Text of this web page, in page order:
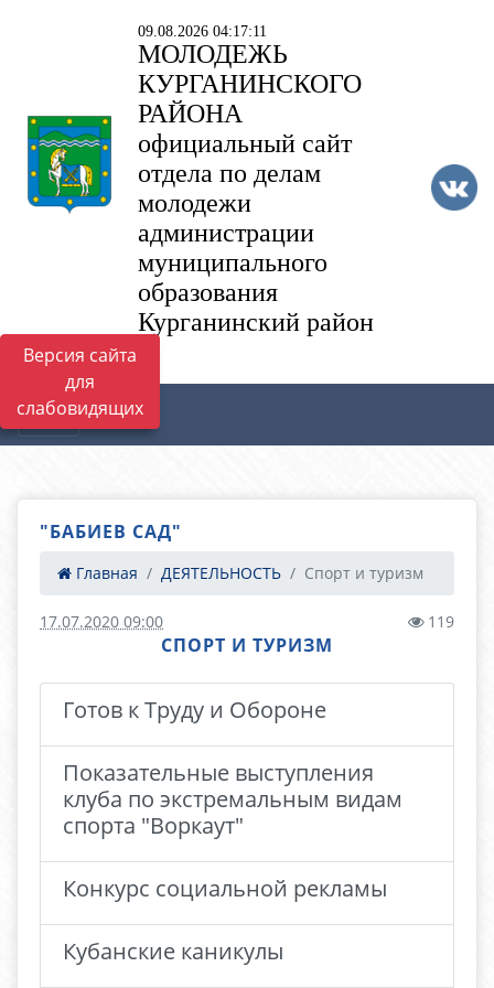
Версия сайта
для
слабовидящих
09.08.2026 04:17:11
МОЛОДЕЖЬ
КУРГАНИНСКОГО
РАЙОНА
официальный сайт
отдела по делам
молодежи
администрации
муниципального
образования
Курганинский район
"БАБИЕВ САД"
Главная ДЕЯТЕЛЬНОСТЬ Спорт и туризм
17.07.2020 09:00 119
СПОРТ И ТУРИЗМ
Готов к Труду и Обороне
Показательные выступления
клуба по экстремальным видам
спорта "Воркаут"
Конкурс социальной рекламы
Кубанские каникулы